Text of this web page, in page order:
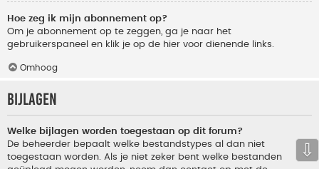
Hoe zeg ik mijn abonnement op?
Om je abonnement op te zeggen, ga je naar het
gebruikerspaneel en klik je op de hier voor dienende links.
Omhoog
Bijlagen
Welke bijlagen worden toegestaan op dit forum?
De beheerder bepaalt welke bestandstypes al dan niet
toegestaan worden. Als je niet zeker bent welke bestanden
⇩